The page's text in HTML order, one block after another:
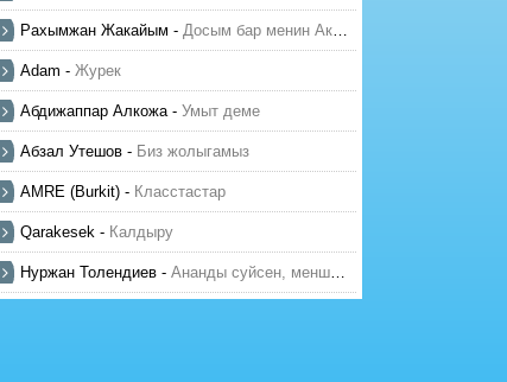
Рахымжан Жакайым - Досым бар менин Актауда
Adam - Журек
Абдижаппар Алкожа- Умыт деме
Абзал Утешов - Биз жолыгамыз
AMRE (Burkit) - Класстастар
Qarakesek - Калдыру
Нуржан Толендиев - Ананды суйсен, менше суй